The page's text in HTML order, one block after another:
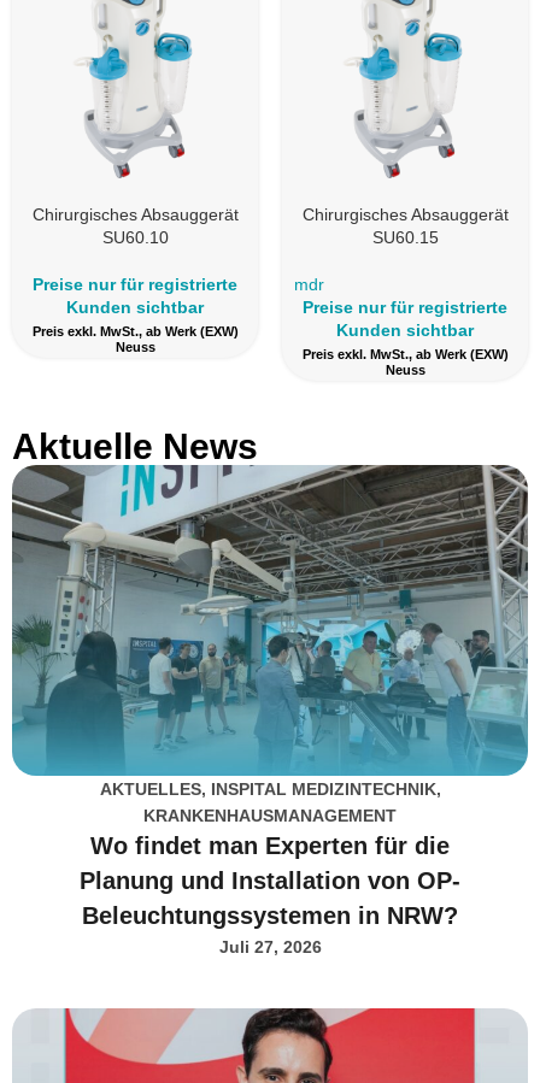
Chirurgisches Absauggerät
SU60.10
Preise nur für registrierte
Kunden sichtbar
Preis exkl. MwSt., ab Werk (EXW)
Neuss
Chirurgisches Absauggerät
SU60.15
mdr
Preise nur für registrierte
Kunden sichtbar
Preis exkl. MwSt., ab Werk (EXW)
Neuss
Aktuelle News
AKTUELLES, INSPITAL MEDIZINTECHNIK,
KRANKENHAUSMANAGEMENT
Wo findet man Experten für die
Planung und Installation von OP-
Beleuchtungssystemen in NRW?
Juli 27, 2026